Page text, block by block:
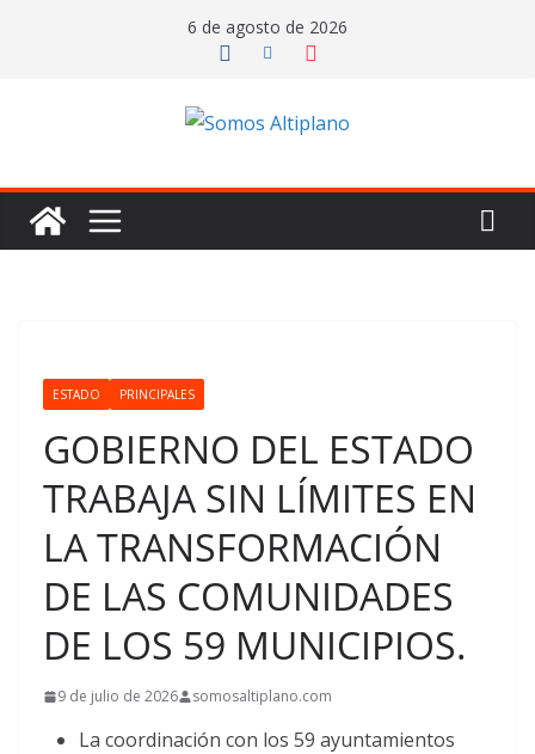
6 de agosto de 2026
ESTADO PRINCIPALES
GOBIERNO DEL ESTADO
TRABAJA SIN LÍMITES EN
LA TRANSFORMACIÓN
DE LAS COMUNIDADES
DE LOS 59 MUNICIPIOS.
9 de julio de 2026 somosaltiplano.com
La coordinación con los 59 ayuntamientos